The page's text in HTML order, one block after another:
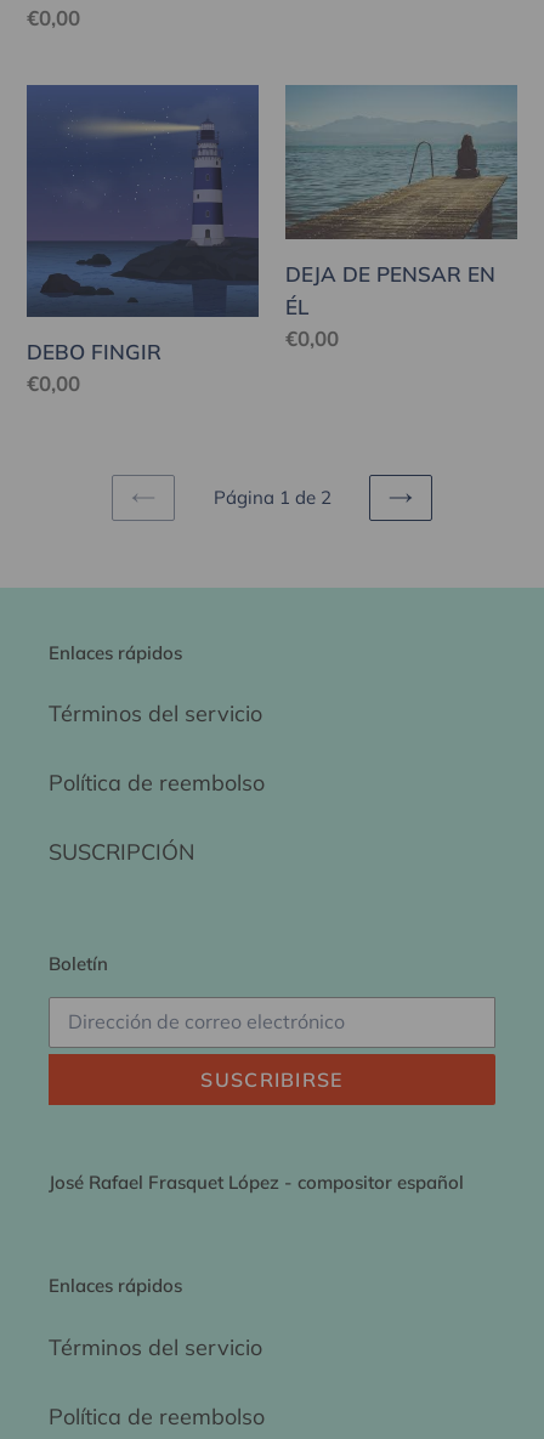
Precio
€0,00
FINGIR
DEBO FINGIR
Precio
€0,00
DE
PENSAR
EN
ÉL
DEJA DE PENSAR EN
ÉL
Precio
€0,00
PAGINA
Página 1 de 2
SIGUIENTE
Enlaces rápidos
Términos del servicio
Política de reembolso
SUSCRIPCIÓN
Boletín
SUSCRIBIRSE
José Rafael Frasquet López - compositor español
Enlaces rápidos
Términos del servicio
Política de reembolso